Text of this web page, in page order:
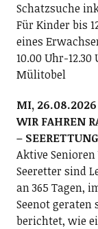
Schatzsuche
Für Kinder bis
eines
10.00 Uhr-
Mülitobel
MI, 26.08.2026
WIR FAHREN
–
Aktive
Seeretter sind
an 365 Tagen,
Seenot geraten
berichtet, wie